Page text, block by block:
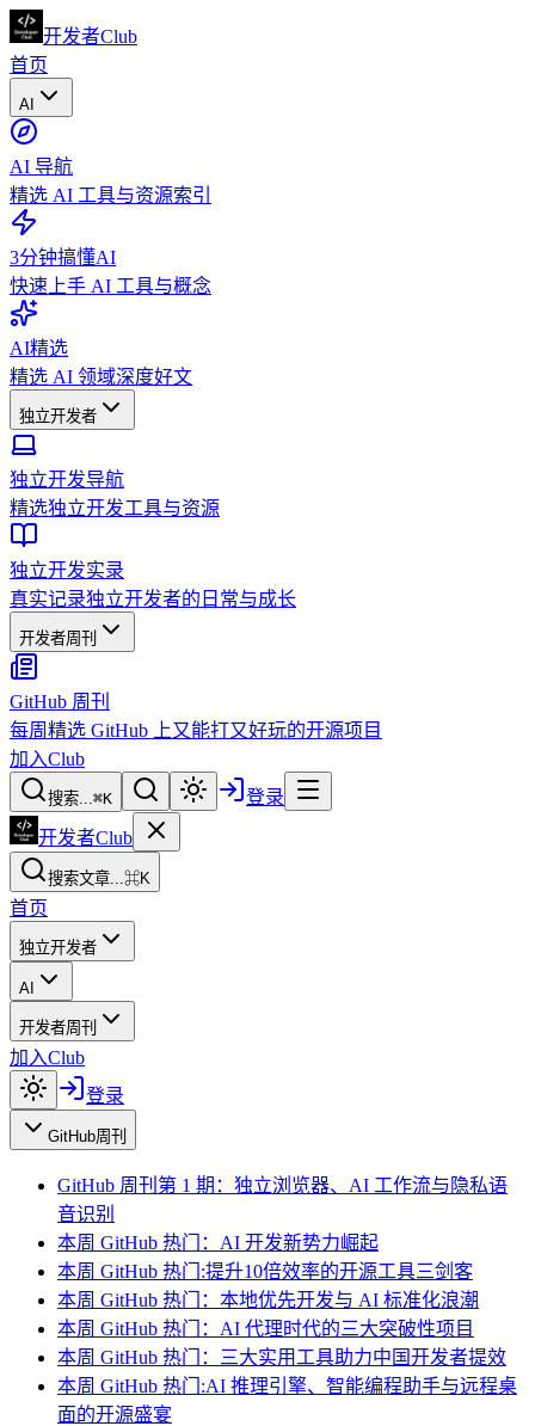
开发者Club
首页
AI
AI 导航
精选 AI 工具与资源索引
3分钟搞懂AI
快速上手 AI 工具与概念
AI精选
精选 AI 领域深度好文
独立开发者
独立开发导航
精选独立开发工具与资源
独立开发实录
真实记录独立开发者的日常与成长
开发者周刊
GitHub 周刊
每周精选 GitHub 上又能打又好玩的开源项目
加入Club
搜索...⌘K
登录
开发者Club
搜索文章...⌘K
首页
独立开发者
AI
开发者周刊
加入Club
登录
GitHub周刊
GitHub 周刊第 1 期：独立浏览器、AI 工作流与隐私语
音识别
本周 GitHub 热门：AI 开发新势力崛起
本周 GitHub 热门:提升10倍效率的开源工具三剑客
本周 GitHub 热门：本地优先开发与 AI 标准化浪潮
本周 GitHub 热门：AI 代理时代的三大突破性项目
本周 GitHub 热门：三大实用工具助力中国开发者提效
本周 GitHub 热门:AI 推理引擎、智能编程助手与远程桌
面的开源盛宴